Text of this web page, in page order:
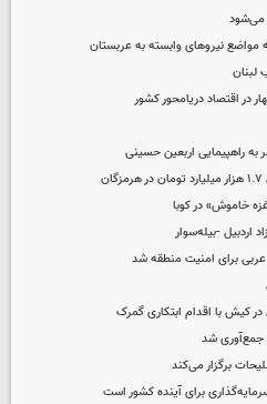
می‌شود
نیروهای وابسته به عربستان
لبنان
در اقتصاد دریامحور کشور
خاموش» در کوبا
برای امنیت منطقه شد
کیش با اقدام ابتکاری گمرک
برگزار می‌کند
برای آینده کشور است